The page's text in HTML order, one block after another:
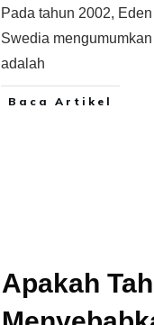
Pada tahun 2002,
Swedia
adalah
Baca Artikel
Apakah